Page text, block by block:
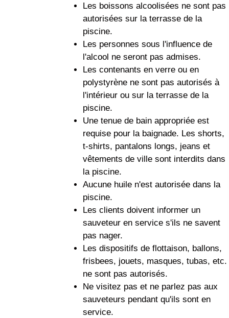
Les boissons alcoolisées ne sont pas
autorisées sur la terrasse de la
piscine.
Les personnes sous l'influence de
l'alcool ne seront pas admises.
Les contenants en verre ou en
polystyrène ne sont pas autorisés à
l'intérieur ou sur la terrasse de la
piscine.
Une tenue de bain appropriée est
requise pour la baignade. Les shorts,
t-shirts, pantalons longs, jeans et
vêtements de ville sont interdits dans
la piscine.
Aucune huile n'est autorisée dans la
piscine.
Les clients doivent informer un
sauveteur en service s'ils ne savent
pas nager.
Les dispositifs de flottaison, ballons,
frisbees, jouets, masques, tubas, etc.
ne sont pas autorisés.
Ne visitez pas et ne parlez pas aux
sauveteurs pendant qu'ils sont en
service.